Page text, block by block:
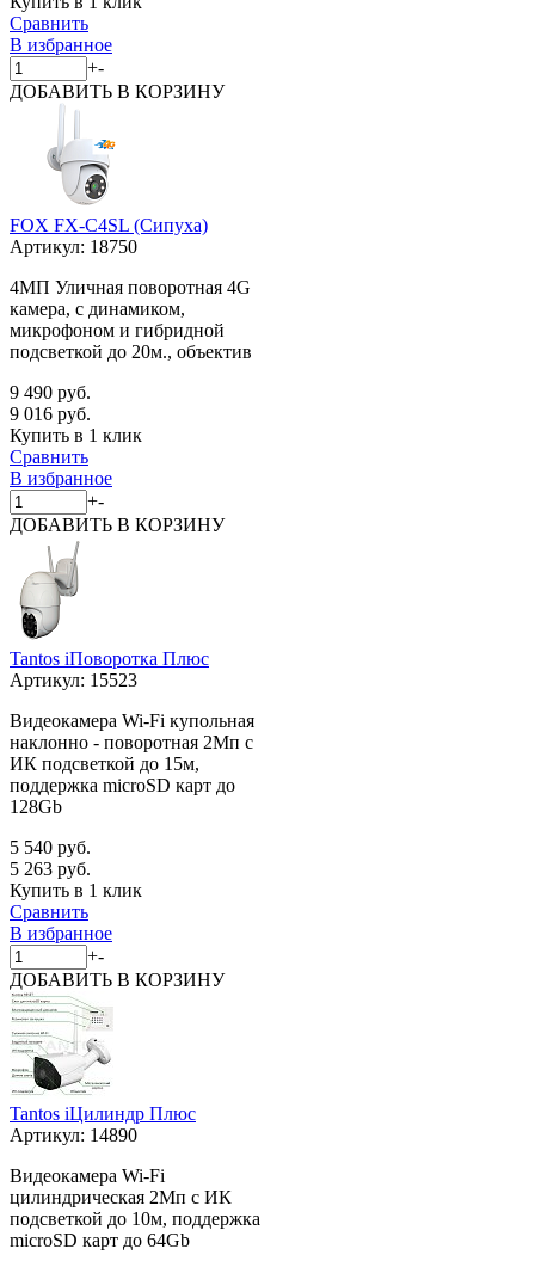
Сравнить
В избранное
+-
ДОБАВИТЬ В КОРЗИНУ
FOX FX-C4SL (Сипуха)
Артикул: 18750
4МП Уличная поворотная 4G
камера, с динамиком,
микрофоном и гибридной
подсветкой до 20м., объектив
9 490 руб.
9 016 руб.
Купить в 1 клик
Сравнить
В избранное
+-
ДОБАВИТЬ В КОРЗИНУ
Tantos iПоворотка Плюс
Артикул: 15523
Видеокамера Wi-Fi купольная
наклонно - поворотная 2Мп с
ИК подсветкой до 15м,
поддержка microSD карт до
128Gb
5 540 руб.
5 263 руб.
Купить в 1 клик
Сравнить
В избранное
+-
ДОБАВИТЬ В КОРЗИНУ
Tantos iЦилиндр Плюс
Артикул: 14890
Видеокамера Wi-Fi
цилиндрическая 2Мп с ИК
подсветкой до 10м, поддержка
microSD карт до 64Gb